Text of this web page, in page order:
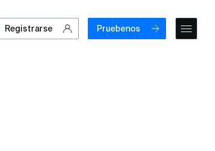
Registrarse Pruebenos